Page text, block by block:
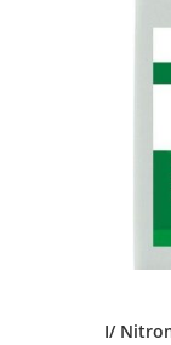
I/